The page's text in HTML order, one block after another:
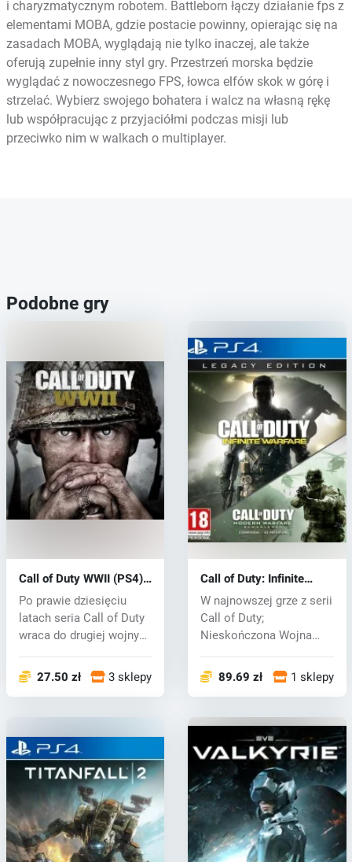
i charyzmatycznym robotem. Battleborn łączy działanie fps z
elementami MOBA, gdzie postacie powinny, opierając się na
zasadach MOBA, wyglądają nie tylko inaczej, ale także
oferują zupełnie inny styl gry. Przestrzeń morska będzie
wyglądać z nowoczesnego FPS, łowca elfów skok w górę i
strzelać. Wybierz swojego bohatera i walcz na własną rękę
lub współpracując z przyjaciółmi podczas misji lub
przeciwko nim w walkach o multiplayer.
Podobne gry
Call of Duty WWII (PS4)
key
Po prawie dziesięciu
latach seria Call of Duty
wraca do drugiej wojny
27.50 zł 3 sklepy
Call of Duty: Infinite
Warfare (PS4) key
W najnowszej grze z serii
Call of Duty;
Nieskończona Wojna
89.69 zł 1 sklepy